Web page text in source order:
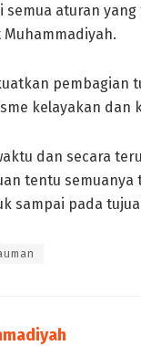
semua aturan
pembagian
kelayakan dan
dan secara
tentu
sampai pada